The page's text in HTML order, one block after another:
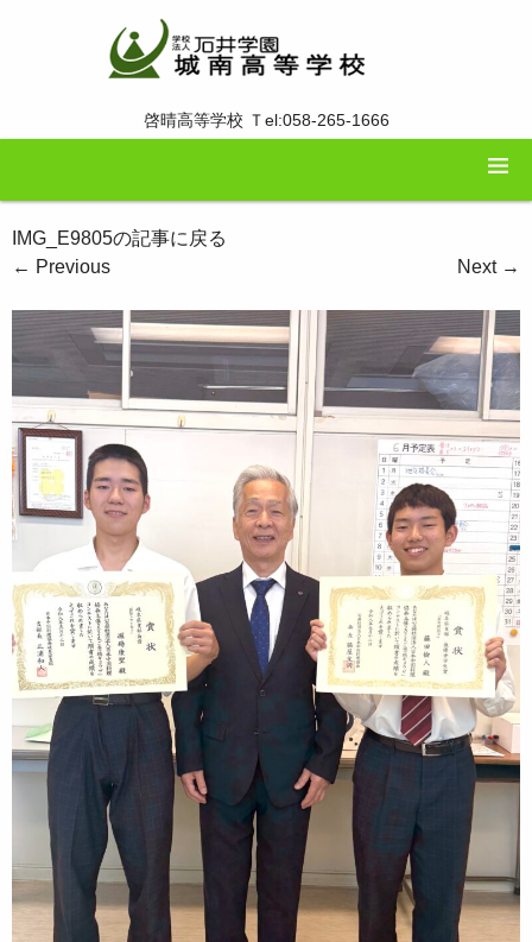
啓晴高等学校 Ｔel:058-265-1666
IMG_E9805の記事に戻る
← Previous Next →